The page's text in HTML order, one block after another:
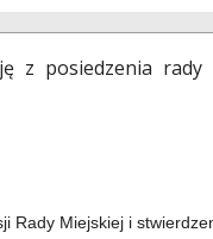
z posiedzenia
Rady Miejskiej i